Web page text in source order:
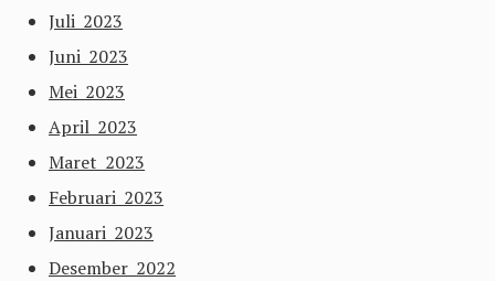
Juli 2023
Juni 2023
Mei 2023
April 2023
Maret 2023
Februari 2023
Januari 2023
Desember 2022